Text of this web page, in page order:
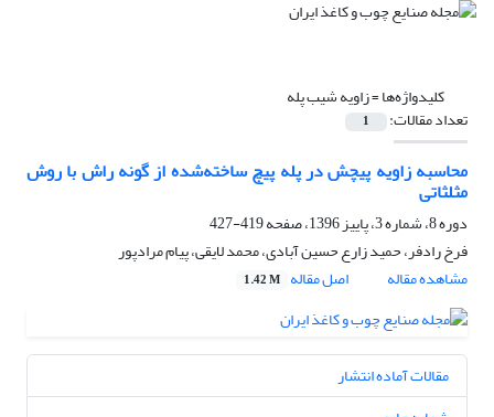
کلیدواژه‌ها =زاویه شیب پله
تعداد مقالات: 1
محاسبه زاویه پیچش در پله پیچ ساخته‌شده از گونه راش با روش
مثلثاتی
دوره 8، شماره 3، پاییز 1396، صفحه
419-427
فرخ رادفر، حمید زارع حسین آبادی، محمد لایقی، پیام مرادپور
مشاهده مقاله
اصل مقاله 1.42 M
مقالات آماده انتشار